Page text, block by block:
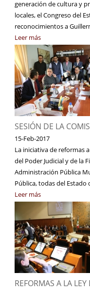
generación de cultura y
locales, el Congreso del
reconocimientos a
Leer más
SESIÓN DE LA
15-Feb-2017
La iniciativa de reformas
del Poder Judicial y de la
Administración Pública
Pública, todas del Estado
Leer más
REFORMAS A LA